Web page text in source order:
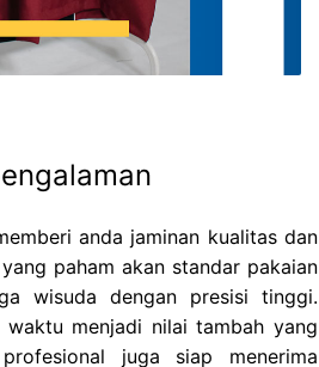
anda jaminan kualitas dan
paham akan standar pakaian
wisuda dengan presisi tinggi.
menjadi nilai tambah yang
juga siap menerima